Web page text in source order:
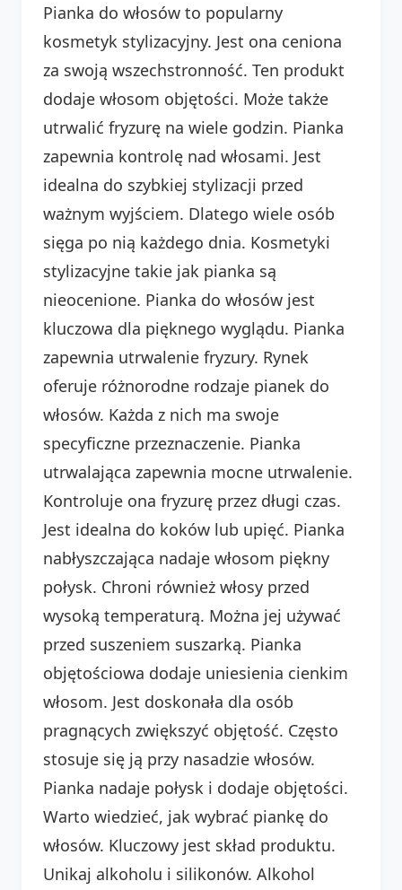
Pianka do włosów to popularny
kosmetyk stylizacyjny. Jest ona ceniona
za swoją wszechstronność. Ten produkt
dodaje włosom objętości. Może także
utrwalić fryzurę na wiele godzin. Pianka
zapewnia kontrolę nad włosami. Jest
idealna do szybkiej stylizacji przed
ważnym wyjściem. Dlatego wiele osób
sięga po nią każdego dnia. Kosmetyki
stylizacyjne takie jak pianka są
nieocenione. Pianka do włosów jest
kluczowa dla pięknego wyglądu. Pianka
zapewnia utrwalenie fryzury. Rynek
oferuje różnorodne rodzaje pianek do
włosów. Każda z nich ma swoje
specyficzne przeznaczenie. Pianka
utrwalająca zapewnia mocne utrwalenie.
Kontroluje ona fryzurę przez długi czas.
Jest idealna do koków lub upięć. Pianka
nabłyszczająca nadaje włosom piękny
połysk. Chroni również włosy przed
wysoką temperaturą. Można jej używać
przed suszeniem suszarką. Pianka
objętościowa dodaje uniesienia cienkim
włosom. Jest doskonała dla osób
pragnących zwiększyć objętość. Często
stosuje się ją przy nasadzie włosów.
Pianka nadaje połysk i dodaje objętości.
Warto wiedzieć, jak wybrać piankę do
włosów. Kluczowy jest skład produktu.
Unikaj alkoholu i silikonów. Alkohol